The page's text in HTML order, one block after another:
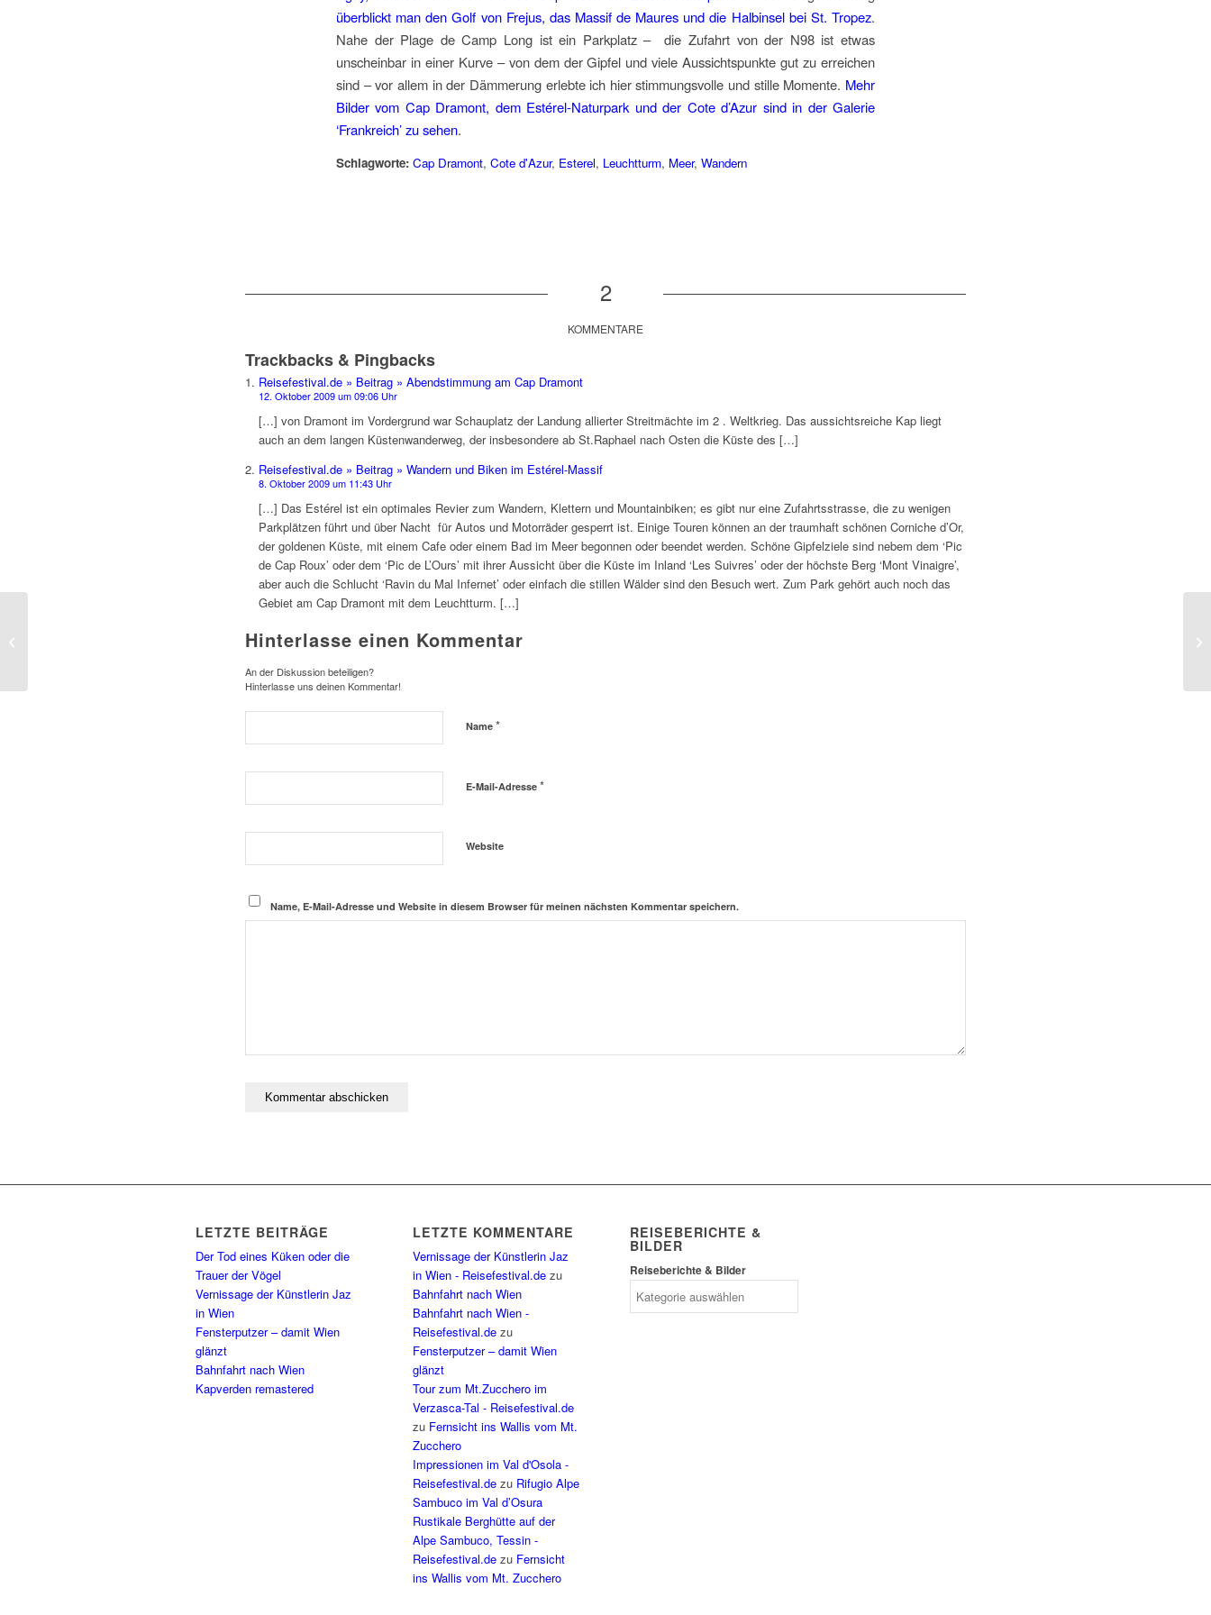
überblickt man den Golf von Frejus, das Massif de Maures und die Halbinsel bei St. Tropez.
Nahe der Plage de Camp Long ist ein Parkplatz – die Zufahrt von der N98 ist etwas
unscheinbar in einer Kurve – von dem der Gipfel und viele Aussichtspunkte gut zu erreichen
sind – vor allem in der Dämmerung erlebte ich hier stimmungsvolle und stille Momente. Mehr
Bilder vom Cap Dramont, dem Estérel-Naturpark und der Cote d’Azur sind in der Galerie
‘Frankreich’ zu sehen.
Schlagworte: Cap Dramont, Cote d'Azur, Esterel, Leuchtturm, Meer, Wandern
2
KOMMENTARE
Trackbacks & Pingbacks
Reisefestival.de » Beitrag » Abendstimmung am Cap Dramont
12. Oktober 2009 um 09:06 Uhr
[…] von Dramont im Vordergrund war Schauplatz der Landung allierter Streitmächte im 2 . Weltkrieg. Das aussichtsreiche Kap liegt
auch an dem langen Küstenwanderweg, der insbesondere ab St.Raphael nach Osten die Küste des […]
Reisefestival.de » Beitrag » Wandern und Biken im Estérel-Massif
8. Oktober 2009 um 11:43 Uhr
[…] Das Estérel ist ein optimales Revier zum Wandern, Klettern und Mountainbiken; es gibt nur eine Zufahrtsstrasse, die zu wenigen
Parkplätzen führt und über Nacht für Autos und Motorräder gesperrt ist. Einige Touren können an der traumhaft schönen Corniche d’Or,
der goldenen Küste, mit einem Cafe oder einem Bad im Meer begonnen oder beendet werden. Schöne Gipfelziele sind nebem dem ‘Pic
de Cap Roux’ oder dem ‘Pic de L’Ours’ mit ihrer Aussicht über die Küste im Inland ‘Les Suivres’ oder der höchste Berg ‘Mont Vinaigre’,
aber auch die Schlucht ‘Ravin du Mal Infernet’ oder einfach die stillen Wälder sind den Besuch wert. Zum Park gehört auch noch das
Gebiet am Cap Dramont mit dem Leuchtturm. […]
Hinterlasse einen Kommentar
An der Diskussion beteiligen?
Hinterlasse uns deinen Kommentar!
Name *
E-Mail-Adresse *
Website
Name, E-Mail-Adresse und Website in diesem Browser für meinen nächsten Kommentar speichern.
LETZTE BEITRÄGE
Der Tod eines Küken oder die
Trauer der Vögel
Vernissage der Künstlerin Jaz
in Wien
Fensterputzer – damit Wien
glänzt
Bahnfahrt nach Wien
Kapverden remastered
LETZTE KOMMENTARE
Vernissage der Künstlerin Jaz
in Wien - Reisefestival.de zu
Bahnfahrt nach Wien
Bahnfahrt nach Wien -
Reisefestival.de zu
Fensterputzer – damit Wien
glänzt
Tour zum Mt.Zucchero im
Verzasca-Tal - Reisefestival.de
zu Fernsicht ins Wallis vom Mt.
Zucchero
Impressionen im Val d'Osola -
Reisefestival.de zu Rifugio Alpe
Sambuco im Val d’Osura
Rustikale Berghütte auf der
Alpe Sambuco, Tessin -
Reisefestival.de zu Fernsicht
ins Wallis vom Mt. Zucchero
REISEBERICHTE &
BILDER
Reiseberichte & Bilder